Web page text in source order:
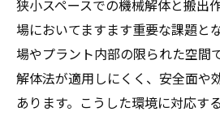
狭小スペースでの機械解体と搬出
場においてますます重要な課題と
場やプラント内部の限られた空間
解体法が適用しにくく、安全面や
あります。こうした環境に対応す